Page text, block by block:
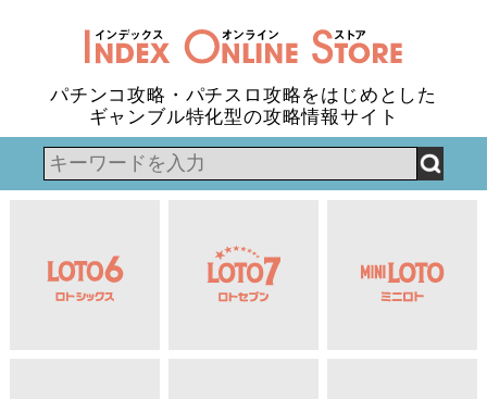
パチンコ攻略・パチスロ攻略をはじめとした
ギャンブル特化型の攻略情報サイト